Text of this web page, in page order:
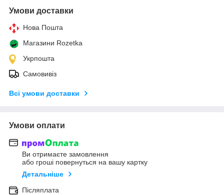
Умови доставки
Нова Пошта
Магазини Rozetka
Укрпошта
Самовивіз
Всі умови доставки
Умови оплати
Ви отримаєте замовлення
або гроші повернуться на вашу картку
Детальніше
Післяплата